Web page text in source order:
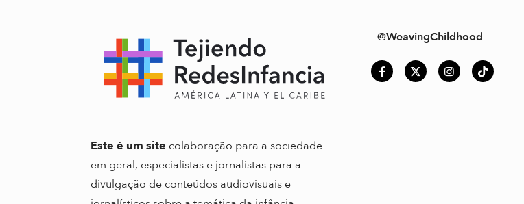
Este é um site colaboração para a sociedade
em geral, especialistas e jornalistas para a
divulgação de conteúdos audiovisuais e
@WeavingChildhood